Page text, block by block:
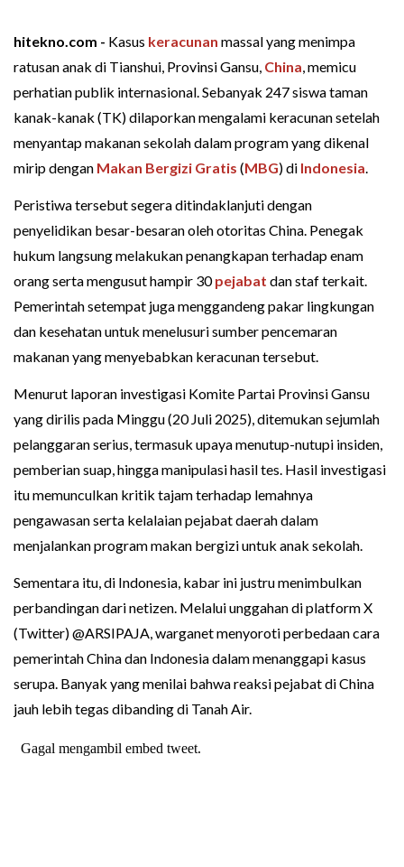
hitekno.com - Kasus keracunan massal yang menimpa
ratusan anak di Tianshui, Provinsi Gansu, China, memicu
perhatian publik internasional. Sebanyak 247 siswa taman
kanak-kanak (TK) dilaporkan mengalami keracunan setelah
menyantap makanan sekolah dalam program yang dikenal
mirip dengan Makan Bergizi Gratis (MBG) di Indonesia.
Peristiwa tersebut segera ditindaklanjuti dengan
penyelidikan besar-besaran oleh otoritas China. Penegak
hukum langsung melakukan penangkapan terhadap enam
orang serta mengusut hampir 30pejabat dan staf terkait.
Pemerintah setempat juga menggandeng pakar lingkungan
dan kesehatan untuk menelusuri sumber pencemaran
makanan yang menyebabkan keracunan tersebut.
Menurut laporan investigasi Komite Partai Provinsi Gansu
yang dirilis pada Minggu (20 Juli 2025), ditemukan sejumlah
pelanggaran serius, termasuk upaya menutup-nutupi insiden,
pemberian suap, hingga manipulasi hasil tes. Hasil investigasi
itu memunculkan kritik tajam terhadap lemahnya
pengawasan serta kelalaian pejabat daerah dalam
menjalankan program makan bergizi untuk anak sekolah.
Sementara itu, di Indonesia, kabar ini justru menimbulkan
perbandingan dari netizen. Melalui unggahan di platform X
(Twitter) @ARSIPAJA, warganet menyoroti perbedaan cara
pemerintah China dan Indonesia dalam menanggapi kasus
serupa. Banyak yang menilai bahwa reaksi pejabat di China
jauh lebih tegas dibanding di Tanah Air.